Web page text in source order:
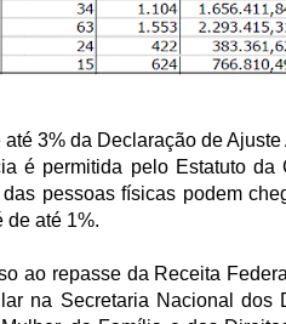
até 3% da Declaração de
é permitida pelo Estatuto
pessoas físicas podem
de até 1%.
ao repasse da Receita
na Secretaria Nacional